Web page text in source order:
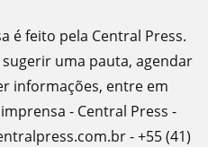
é feito pela Central Press.
uma pauta, agendar
informações, entre em
- Central Press -
- +55 (41)